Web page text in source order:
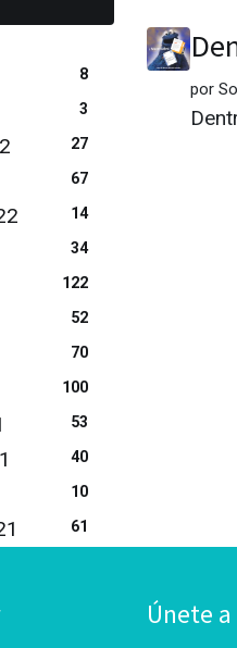
8
3
27
67
14
34
122
52
70
100
53
40
10
61
por
Únete